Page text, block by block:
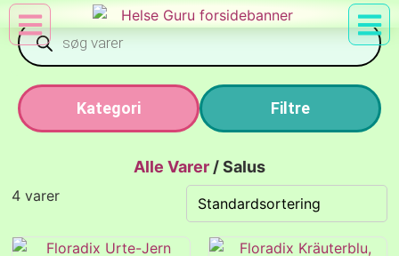
Kategori Filtre
Alle Varer/Salus
4 varer